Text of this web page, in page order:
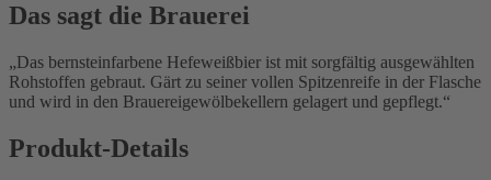
Das sagt die Brauerei
Das bernsteinfarbene Hefeweißbier ist mit sorgfältig ausgewählten
Rohstoffen gebraut. Gärt zu seiner vollen Spitzenreife in der Flasche
und wird in den Brauereigewölbekellern gelagert und gepflegt.
Produkt-Details